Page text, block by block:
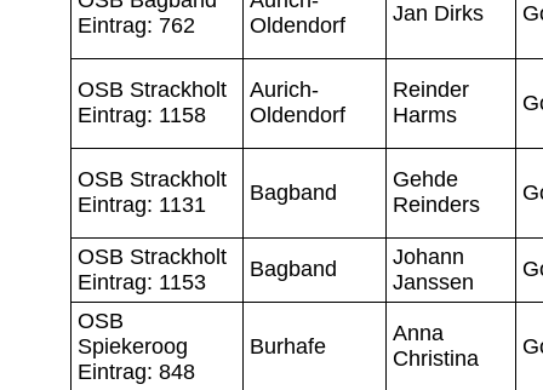
Eintrag: 762
Oldendorf
Jan Dirks
OSB Strackholt
Eintrag: 1158
Aurich-
Oldendorf
Reinder
Harms
OSB Strackholt
Eintrag: 1131
Bagband
Gehde
Reinders
OSB Strackholt
Eintrag: 1153
Bagband
Johann
Janssen
OSB
Spiekeroog
Eintrag: 848
Burhafe
Anna
Christina